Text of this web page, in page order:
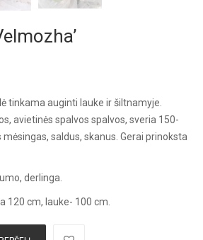
tinkama auginti lauke ir šiltnamyje.
avietinės spalvos spalvos, sveria 150-
saldus, skanus. Gerai prinoksta
derlinga.
120 cm, lauke- 100 cm.